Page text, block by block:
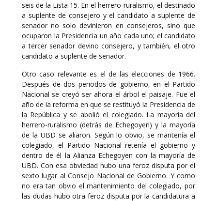
seis de la Lista 15. En el herrero-ruralismo, el destinado
a suplente de consejero y el candidato a suplente de
senador no solo devinieron en consejeros, sino que
ocuparon la Presidencia un año cada uno; el candidato
a tercer senador devino consejero, y también, el otro
candidato a suplente de senador.
Otro caso relevante es el de las elecciones de 1966.
Después de dos periodos de gobierno, en el Partido
Nacional se creyó ser ahora el árbol el paisaje. Fue el
año de la reforma en que se restituyó la Presidencia de
la República y se abolió el colegiado. La mayoría del
herrero-ruralismo (detrás de Echegoyen) y la mayoría
de la UBD se aliaron. Según lo obvio, se mantenía el
colegiado, el Partido Nacional retenía el gobierno y
dentro de él la Alianza Echegoyen con la mayoría de
UBD. Con esa obviedad hubo una feroz disputa por el
sexto lugar al Consejo Nacional de Gobierno. Y como
no era tan obvio el mantenimiento del colegiado, por
las dudas hubo otra feroz disputa por la candidatura a